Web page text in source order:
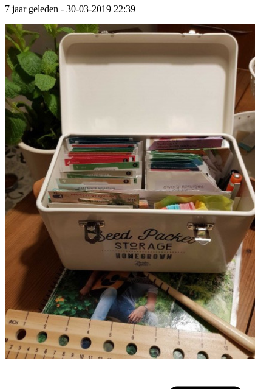
7 jaar geleden - 30-03-2019 22:39